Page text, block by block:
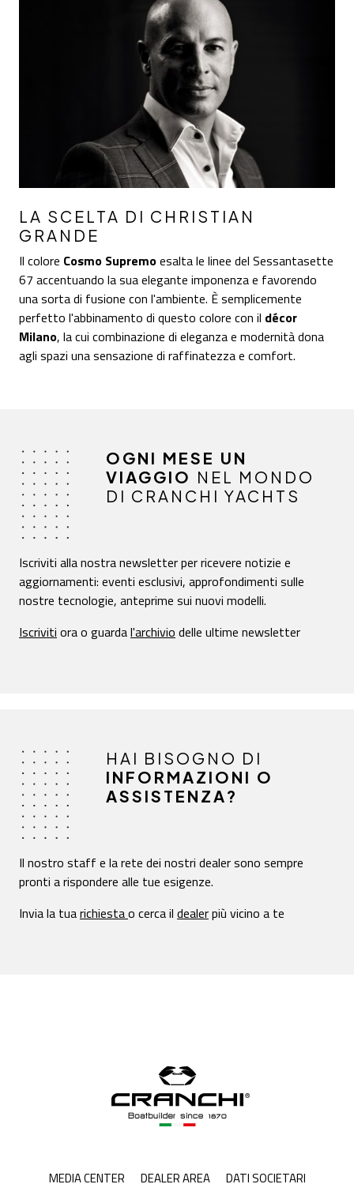
LA SCELTA DI CHRISTIAN
GRANDE
Il colore Cosmo Supremoesalta le linee del Sessantasette
67 accentuando la sua elegante imponenza e favorendo
una sorta di fusione con l'ambiente. È semplicemente
perfetto l'abbinamento di questo colore con il décor
Milano, la cui combinazione di eleganza e modernità dona
agli spazi una sensazione di raffinatezza e comfort.
OGNI MESE UN
VIAGGIO NEL MONDO
DI CRANCHI YACHTS
Iscriviti alla nostra newsletter per ricevere notizie e
aggiornamenti: eventi esclusivi, approfondimenti sulle
nostre tecnologie, anteprime sui nuovi modelli.
Iscriviti ora o guardal'archivio delle ultime newsletter
HAI BISOGNO DI
INFORMAZIONI O
ASSISTENZA?
Il nostro staff e la rete dei nostri dealer sono sempre
pronti a rispondere alle tue esigenze.
Invia la tuarichiestao cerca il dealerpiù vicino a te
MEDIA CENTER DEALER AREA DATI SOCIETARI